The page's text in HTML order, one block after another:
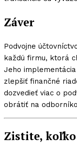
Záver
Podvojne
každú firmu, ktorá
Jeho
zlepšiť finančné
dozvedieť viac o
obrátiť na
Zistite,